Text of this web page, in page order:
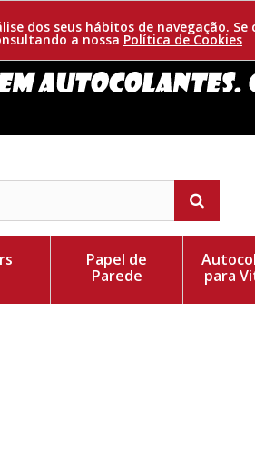
dos seus hábitos de navegação.
a nossa Política de Cookies
Papel de
Parede
para